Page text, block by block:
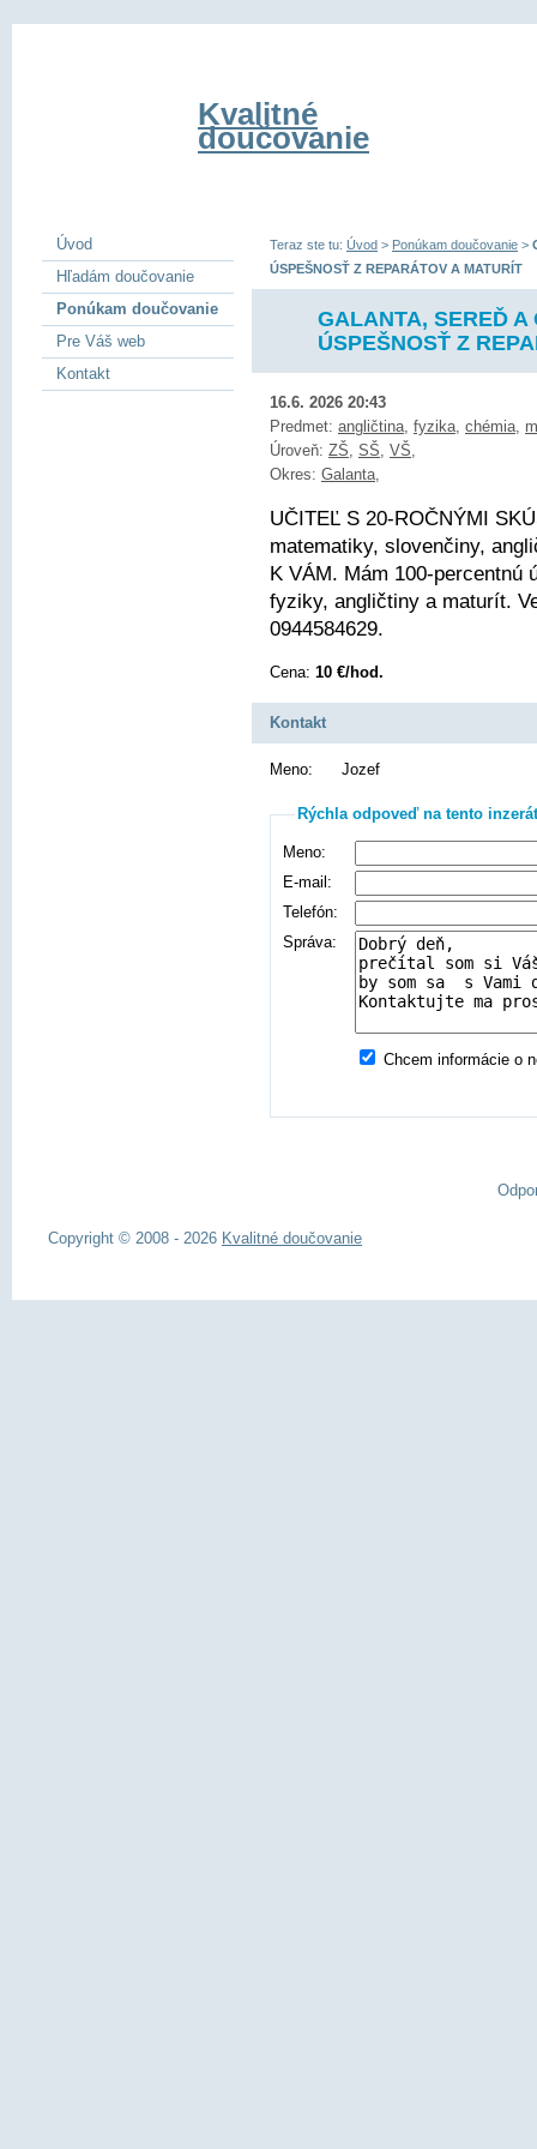
Kvalitné
doučovanie
Teraz ste tu: Úvod > Ponúkam doučovanie >
ÚSPEŠNOSŤ Z REPARÁTOV A MATURÍT
GALANTA, SEREĎ A
ÚSPEŠNOSŤ Z
16.6. 2026 20:43
Predmet: angličtina, fyzika, chémia,
Úroveň: ZŠ, SŠ, VŠ,
Okres: Galanta,
UČITEĽ S 20-ROČNÝMI
matematiky, slovenčiny,
K VÁM. Mám 100-percentnú
fyziky, angličtiny a maturít.
0944584629.
Cena: 10 €/hod.
Kontakt
Meno: Jozef
Rýchla odpoveď na tento inzerát
Meno:
E-mail:
Telefón:
Správa:
Chcem informácie o
Úvod
Hľadám doučovanie
Ponúkam doučovanie
Pre Váš web
Kontakt
Copyright © 2008 - 2026 Kvalitné doučovanie